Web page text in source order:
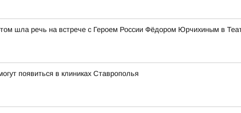
шла речь на встрече с Героем России Фёдором Юрчихиным в
появиться в клиниках Ставрополья